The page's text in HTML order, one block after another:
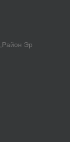
,Район Эр